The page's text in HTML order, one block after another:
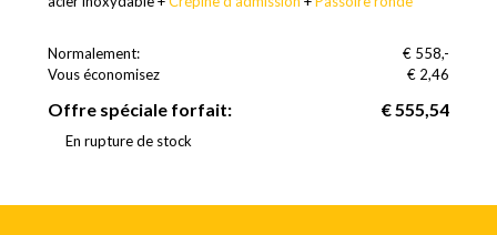
Normalement:
€ 558,-
Vous économisez
€ 2,46
Offre spéciale forfait: € 555,54
En rupture de stock